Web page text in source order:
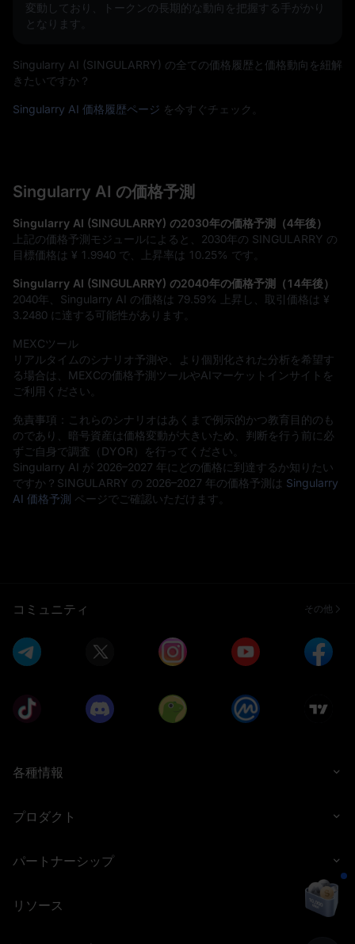
変動しており、トークンの長期的な動向を把握する手がかり
となります。
Singularry AI (SINGULARRY) の全ての価格履歴と価格動向を紐解
きたいですか？
Singularry AI 価格履歴ページ を今すぐチェック。
Singularry AI の価格予測
Singularry AI (SINGULARRY) の2030年の価格予測（4年後）
上記の価格予測モジュールによると、2030年の SINGULARRY の
目標価格は ¥ 1.9940 で、上昇率は 10.25% です。
Singularry AI (SINGULARRY) の2040年の価格予測（14年後）
2040年、Singularry AI の価格は 79.59% 上昇し、取引価格は ¥
3.2480 に達する可能性があります。
MEXCツール
リアルタイムのシナリオ予測や、より個別化された分析を希望す
る場合は、MEXCの価格予測ツールやAIマーケットインサイトを
ご利用ください。
免責事項：これらのシナリオはあくまで例示的かつ教育目的のも
のであり、暗号資産は価格変動が大きいため、判断を行う前に必
ずご自身で調査（DYOR）を行ってください。
Singularry AI が 2026–2027 年にどの価格に到達するか知りたい
ですか？SINGULARRY の 2026–2027 年の価格予測は Singularry
AI 価格予測 ページでご確認いただけます。
コミュニティ その他
各種情報
プロダクト
パートナーシップ
リソース